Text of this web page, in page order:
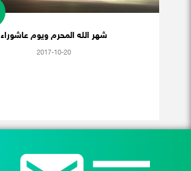
شهر الله المحرم ويوم عاشوراء
2017-10-20